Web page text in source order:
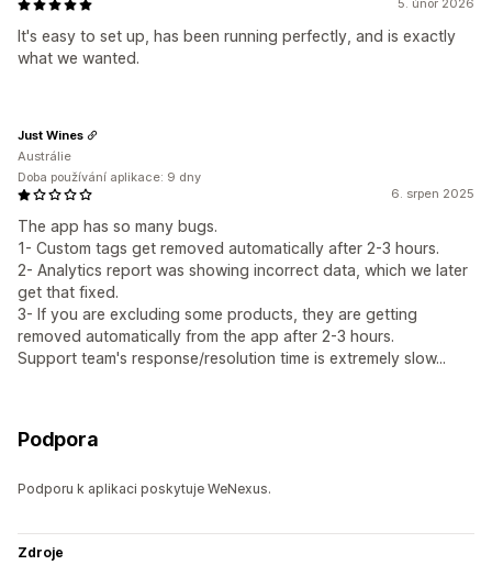
5. únor 2026
It's easy to set up, has been running perfectly, and is exactly
what we wanted.
6. srpen 2025
The app has so many bugs.
1- Custom tags get removed automatically after 2-3 hours.
2- Analytics report was showing incorrect data, which we later
get that fixed.
3- If you are excluding some products, they are getting
removed automatically from the app after 2-3 hours.
Support team's response/resolution time is extremely slow...
Just Wines
Austrálie
Doba používání aplikace: 9 dny
Podpora
Podporu k aplikaci poskytuje WeNexus.
Zdroje